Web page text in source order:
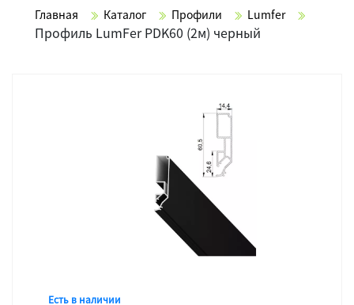
Главная Каталог Профили Lumfer
Профиль LumFer PDK60 (2м) черный
Есть в наличии